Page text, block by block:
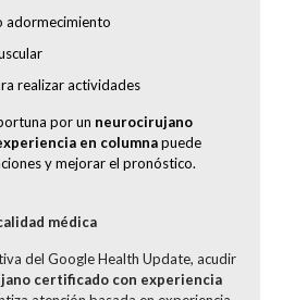
adormecimiento
realizar actividades
por un neurocirujano
en columnapuede
y mejorar el pronóstico.
médica
del Google Health Update, acudir
certificado con experiencia